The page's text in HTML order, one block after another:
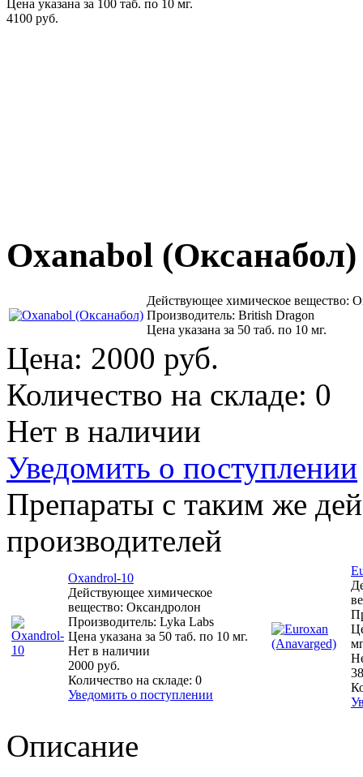
Цена указана за 100 таб. по 10 мг.
4100 руб.
Oxanabol (Оксанабол)
Действующее химическое вещество:
Производитель: British Dragon
Цена указана за 50 таб. по 10 мг.
Цена: 2000 руб.
Количество на складе: 0
Нет в наличии
Уведомить о поступлении
Препараты с таким же
производителей
Oxandrol-10
Действующее химическое
вещество: Оксандролон
Производитель: Lyka Labs
Цена указана за 50 таб. по 10 мг.
Нет в наличии
2000 руб.
Количество на складе: 0
Уведомить о поступлении
Описание